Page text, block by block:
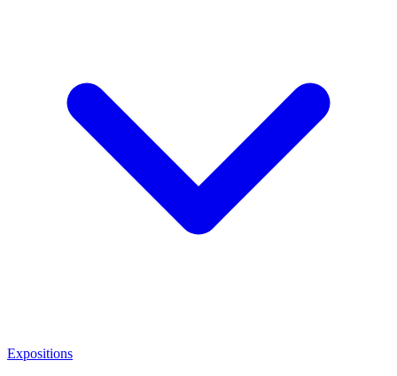
Expositions